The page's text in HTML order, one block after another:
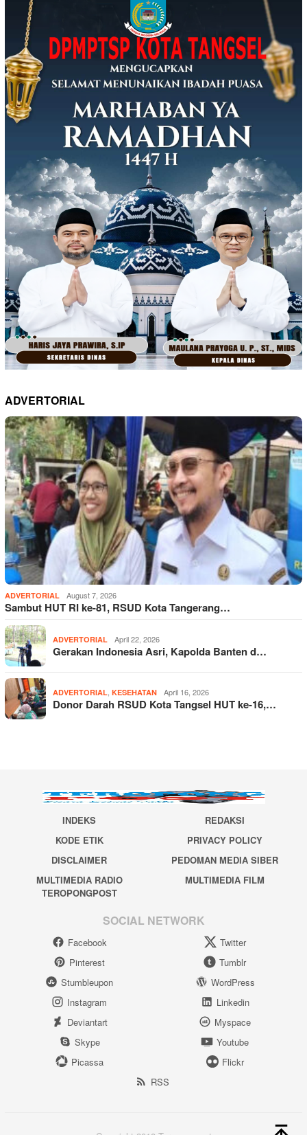
ADVERTORIAL
ADVERTORIAL August 7, 2026
Sambut HUT RI ke-81, RSUD Kota Tangerang…
ADVERTORIAL April 22, 2026
Gerakan Indonesia Asri, Kapolda Banten d…
ADVERTORIAL, KESEHATAN April 16, 2026
Donor Darah RSUD Kota Tangsel HUT ke-16,…
INDEKS
REDAKSI
KODE ETIK
PRIVACY POLICY
DISCLAIMER
PEDOMAN MEDIA SIBER
MULTIMEDIA RADIO
TEROPONGPOST
MULTIMEDIA FILM
SOCIAL NETWORK
Facebook
Twitter
Pinterest
Tumblr
Stumbleupon
WordPress
Instagram
Linkedin
Deviantart
Myspace
Skype
Youtube
Picassa
Flickr
RSS